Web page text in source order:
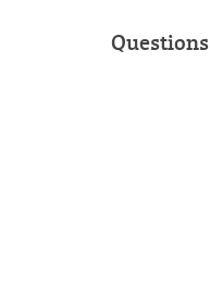
Questions